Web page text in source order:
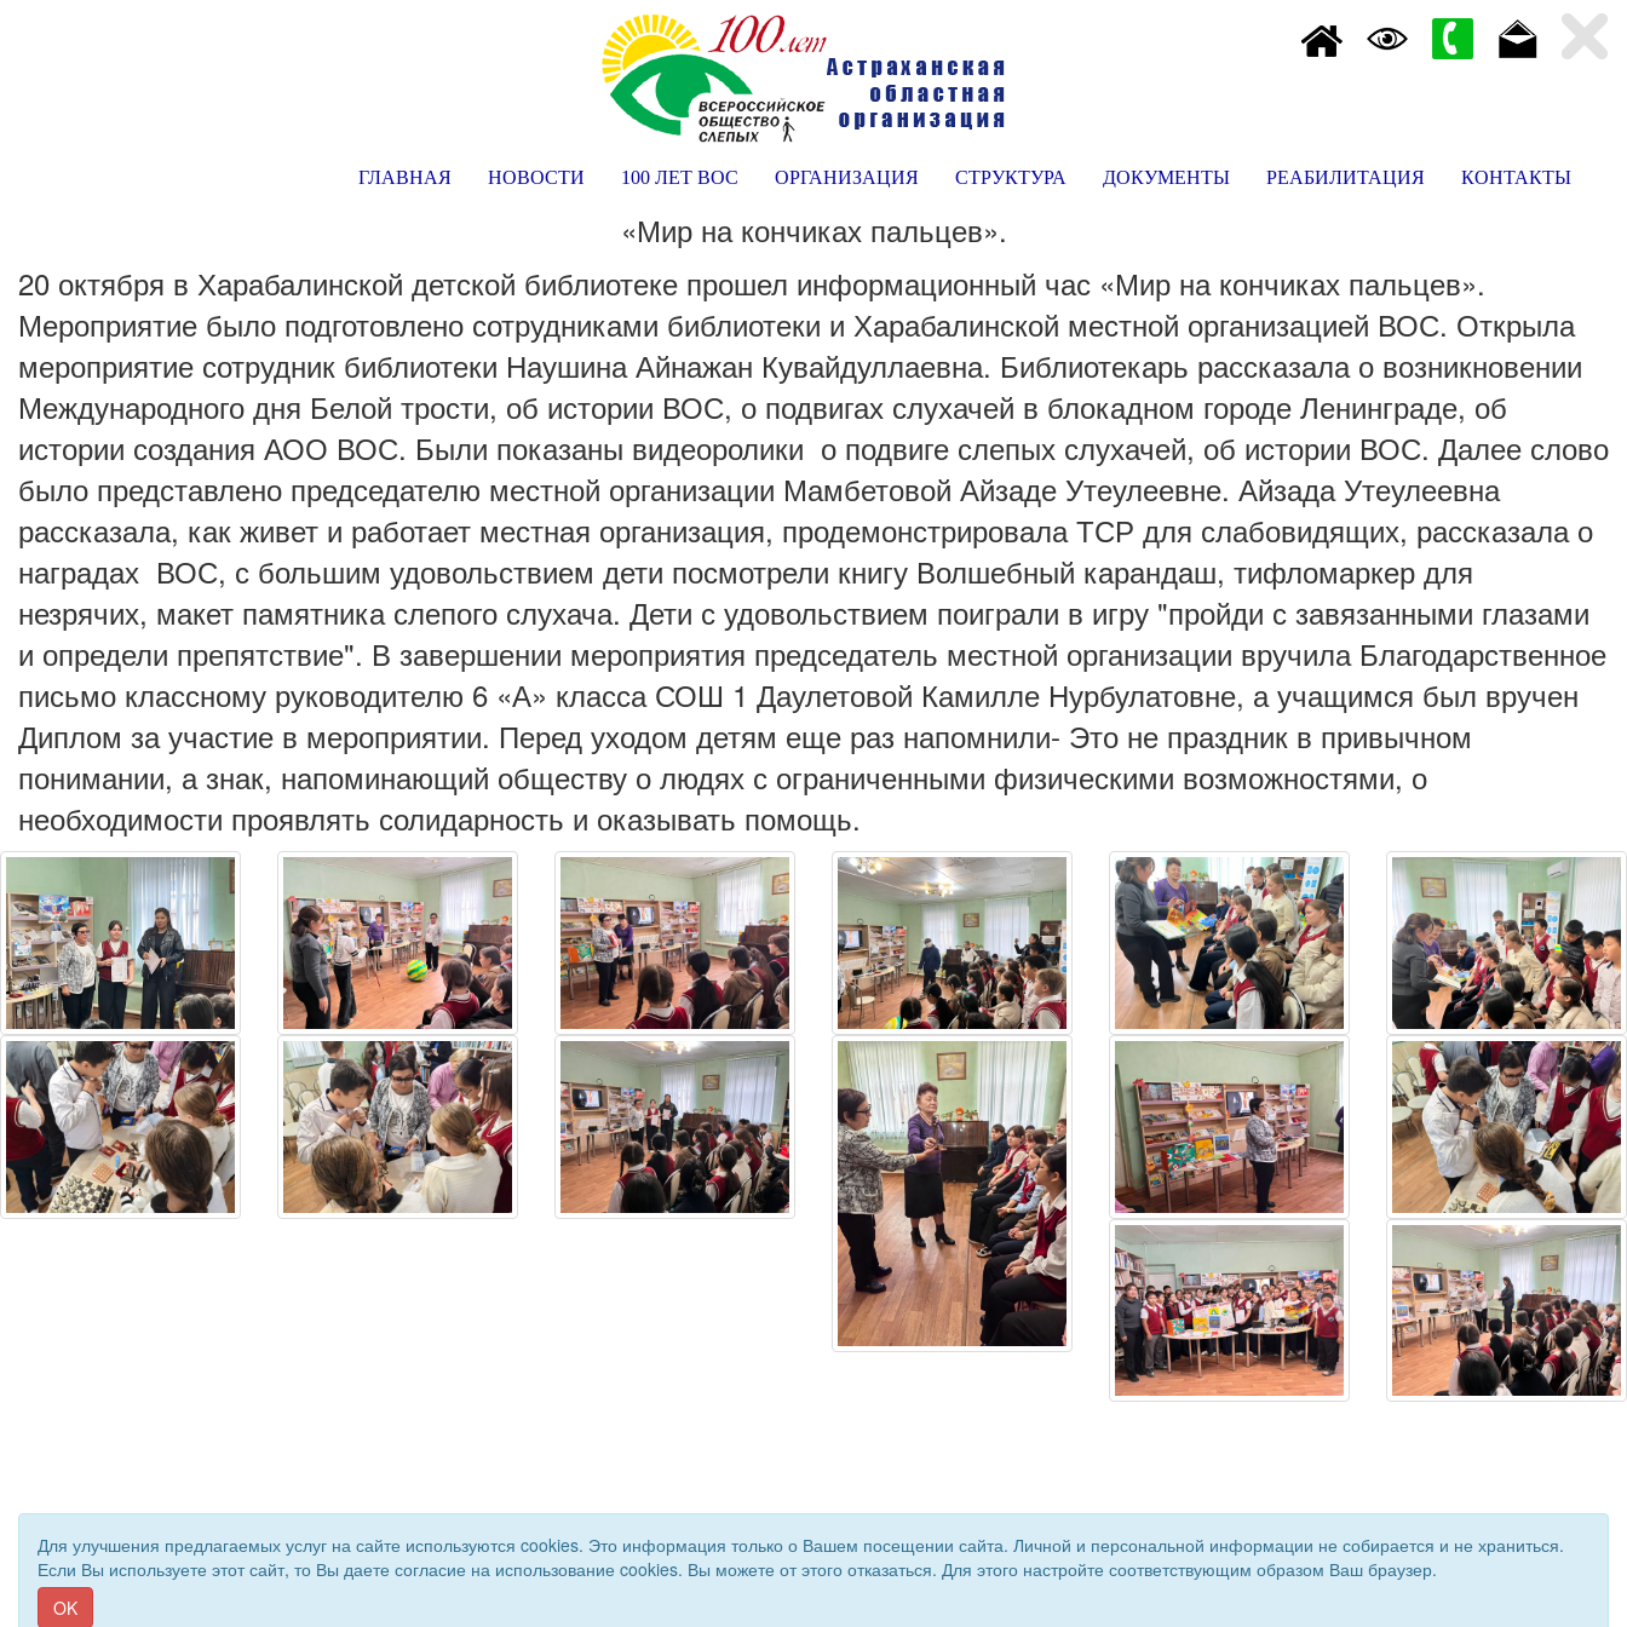
ГЛАВНАЯ НОВОСТИ 100 ЛЕТ ВОС ОРГАНИЗАЦИЯ СТРУКТУРА ДОКУМЕНТЫ РЕАБИЛИТАЦИЯ КОНТАКТЫ
«Мир на кончиках пальцев».
20 октября в Харабалинской детской библиотеке прошел информационный час «Мир на кончиках пальцев».
Мероприятие было подготовлено сотрудниками библиотеки и Харабалинской местной организацией ВОС. Открыла
мероприятие сотрудник библиотеки Наушина Айнажан Кувайдуллаевна. Библиотекарь рассказала о возникновении
Международного дня Белой трости, об истории ВОС, о подвигах слухачей в блокадном городе Ленинграде, об
истории создания АОО ВОС. Были показаны видеоролики о подвиге слепых слухачей, об истории ВОС. Далее слово
было представлено председателю местной организации Мамбетовой Айзаде Утеулеевне. Айзада Утеулеевна
рассказала, как живет и работает местная организация, продемонстрировала ТСР для слабовидящих, рассказала о
наградах ВОС, с большим удовольствием дети посмотрели книгу Волшебный карандаш, тифломаркер для
незрячих, макет памятника слепого слухача. Дети с удовольствием поиграли в игру "пройди с завязанными глазами
и определи препятствие". В завершении мероприятия председатель местной организации вручила Благодарственное
письмо классному руководителю 6 «А» класса СОШ 1 Даулетовой Камилле Нурбулатовне, а учащимся был вручен
Диплом за участие в мероприятии. Перед уходом детям еще раз напомнили- Это не праздник в привычном
понимании, а знак, напоминающий обществу о людях с ограниченными физическими возможностями, о
необходимости проявлять солидарность и оказывать помощь.
Для улучшения предлагаемых услуг на сайте используются cookies. Это информация только о Вашем посещении сайта. Личной и персональной информации не собирается и не храниться.
Если Вы используете этот сайт, то Вы даете согласие на использование cookies. Вы можете от этого отказаться. Для этого настройте соответствующим образом Ваш браузер.
OK